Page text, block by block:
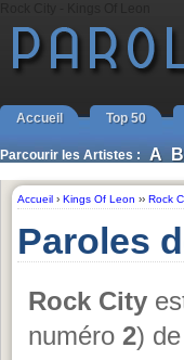
Accueil Top 50
Parcourir les Artistes : A B
Accueil › Kings Of Leon ›› Rock
Paroles
Rock City
numéro 2) de